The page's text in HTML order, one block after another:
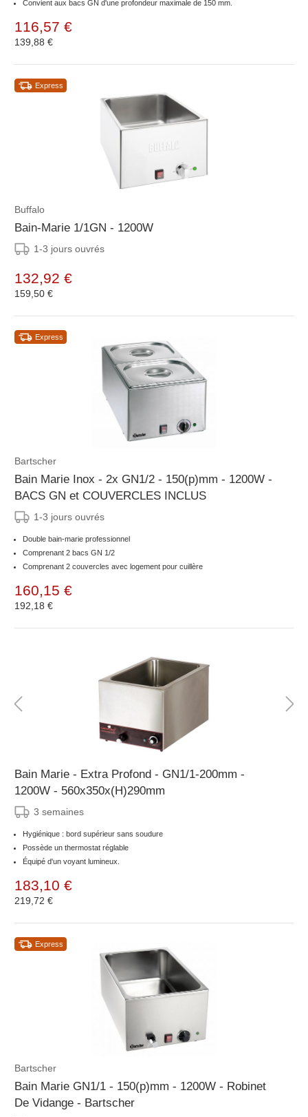
Convient aux bacs GN d'une profondeur maximale de 150 mm.
116,57 €
139,88 €
Express
Buffalo
Bain-Marie 1/1GN - 1200W
1-3 jours ouvrés
132,92 €
159,50 €
Express
Bartscher
Bain Marie Inox - 2x GN1/2 - 150(p)mm - 1200W -
BACS GN et COUVERCLES INCLUS
1-3 jours ouvrés
Double bain-marie professionnel
Comprenant 2 bacs GN 1/2
Comprenant 2 couvercles avec logement pour cuillère
160,15 €
192,18 €
Bain Marie - Extra Profond - GN1/1-200mm -
1200W - 560x350x(H)290mm
3 semaines
Hygiénique : bord supérieur sans soudure
Possède un thermostat réglable
Équipé d'un voyant lumineux.
183,10 €
219,72 €
Express
Bartscher
Bain Marie GN1/1 - 150(p)mm - 1200W - Robinet
De Vidange - Bartscher